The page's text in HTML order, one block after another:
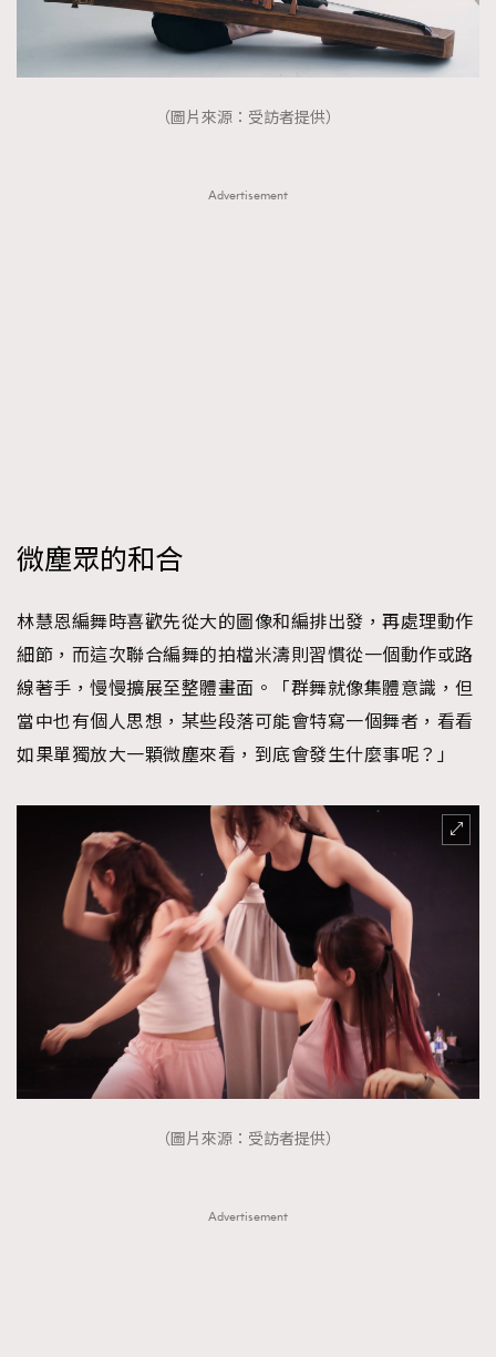
AFrenchMind
DressLikeAParisienne
EmpowerF
FashionWeek FigaroAesthetic
（圖片來源：受訪者提供）
Advertisement
微塵眾的和合
林慧恩編舞時喜歡先從大的圖像和編排出發，再處理動作
細節，而這次聯合編舞的拍檔米濤則習慣從一個動作或路
線著手，慢慢擴展至整體畫面。「群舞就像集體意識，但
當中也有個人思想，某些段落可能會特寫一個舞者，看看
如果單獨放大一顆微塵來看，到底會發生什麼事呢？」
（圖片來源：受訪者提供）
Advertisement